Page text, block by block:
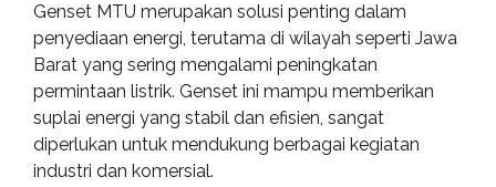
Genset MTU merupakan solusi penting dalam
penyediaan energi, terutama di wilayah seperti Jawa
Barat yang sering mengalami peningkatan
permintaan listrik. Genset ini mampu memberikan
suplai energi yang stabil dan efisien, sangat
diperlukan untuk mendukung berbagai kegiatan
industri dan komersial.